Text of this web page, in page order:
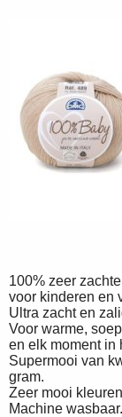
100% zeer
voor kinderen en
Ultra zacht en
Voor warme,
en elk moment in
Supermooi van
gram.
Zeer mooi
Machine wasbaar.